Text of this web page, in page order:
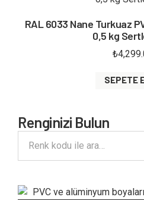
RAL 6033 Nane Turkuaz
0,5 kg
₺
SEPETE
Renginizi Bulun